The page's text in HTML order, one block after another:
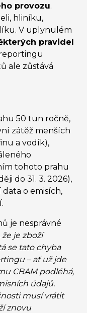
provozu.
hliníku,
V uplynulém
pravidel
ale zůstává
50 tun ročně,
zátěž menších
a vodík),
tohoto prahu
do 31. 3. 2026),
o emisích,
je nesprávné
že je zboží
se tato chyba
– ať už jde
CBAM podléhá,
údajů.
musí vrátit
znovu